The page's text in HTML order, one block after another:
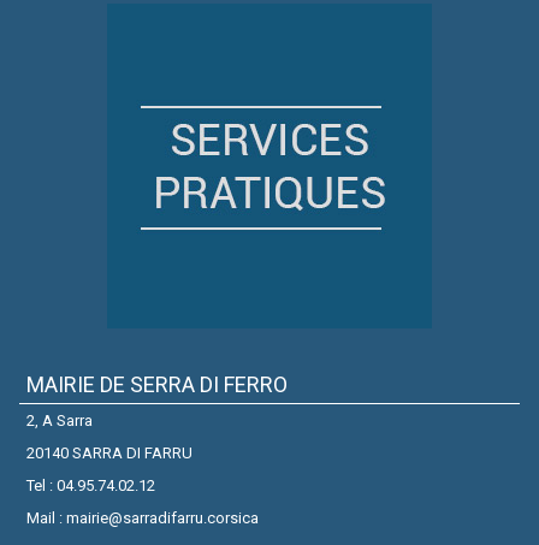
MAIRIE DE SERRA DI FERRO
2, A Sarra
20140 SARRA DI FARRU
Tel : 04.95.74.02.12
Mail : mairie@sarradifarru.corsica